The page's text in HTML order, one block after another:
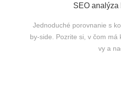
SEO analýza
Jednoduché porovnanie s
by-side. Pozrite si, v čom má
vy a